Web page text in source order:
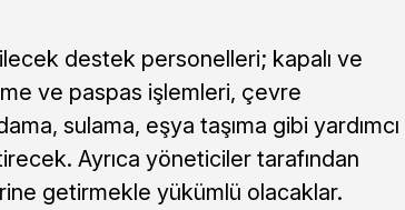
destek personelleri; kapalı ve
ve paspas işlemleri, çevre
sulama, eşya taşıma gibi yardımcı
Ayrıca yöneticiler tarafından
getirmekle yükümlü olacaklar.